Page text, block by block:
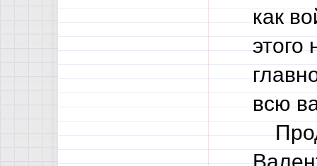
как
этого
всю